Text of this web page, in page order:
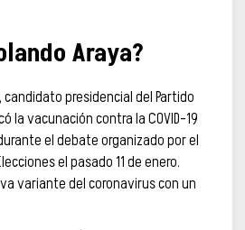
Araya?
candidato presidencial del Partido
la vacunación contra la COVID-19
el debate organizado por el
el pasado 11 de enero.
variante del coronavirus con un